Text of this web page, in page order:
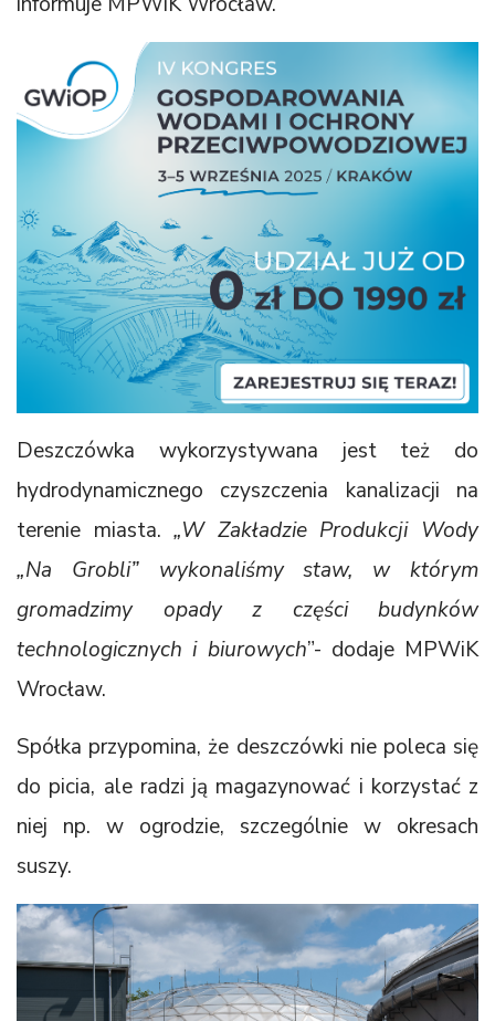
Deszczówka wykorzystywana jest też do
hydrodynamicznego czyszczenia kanalizacji na
terenie miasta.„W Zakładzie Produkcji Wody
„Na Grobli” wykonaliśmy staw, w którym
gromadzimy opady z części budynków
technologicznych i biurowych”- dodaje MPWiK
Wrocław.
Spółka przypomina, że deszczówki nie poleca się
do picia, ale radzi ją magazynować i korzystać z
niej np. w ogrodzie, szczególnie w okresach
suszy.